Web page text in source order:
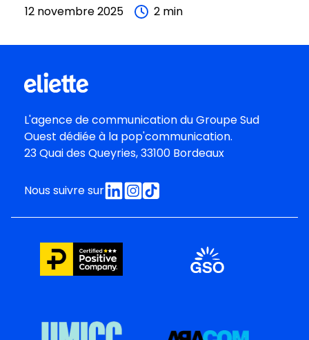
aux 18-25 ans, on a retroussé nos manches.
12 novembre 2025
2 min
L'agence de communication duGroupe Sud
Ouest dédiée à la pop'communication.
23 Quai des Queyries, 33100 Bordeaux
Nous suivre sur